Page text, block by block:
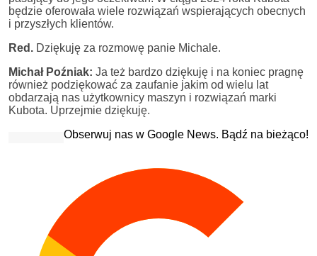
będzie oferowała wiele rozwiązań wspierających obecnych
i przyszłych klientów.
Red. Dziękuję za rozmowę panie Michale.
Michał Poźniak: Ja też bardzo dziękuję i na koniec pragnę
również podziękować za zaufanie jakim od wielu lat
obdarzają nas użytkownicy maszyn i rozwiązań marki
Kubota. Uprzejmie dziękuję.
Obserwuj nas w Google News. Bądź na bieżąco!